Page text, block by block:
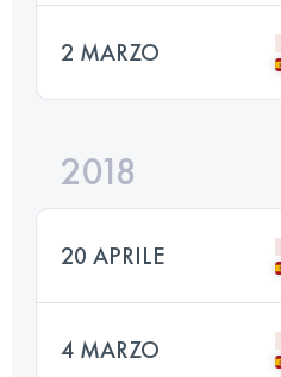
2 MARZO
2018
20 APRILE
4 MARZO